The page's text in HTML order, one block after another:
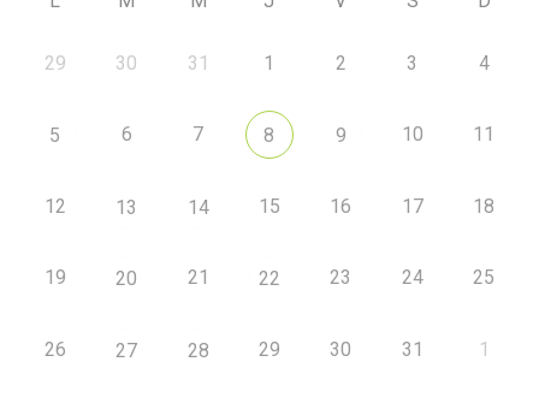
29 30 31 1 2 3 4
5 6 7 8 9 10 11
12 13 14 15 16 17 18
19 20 21 22 23 24 25
26 27 28 29 30 31 1